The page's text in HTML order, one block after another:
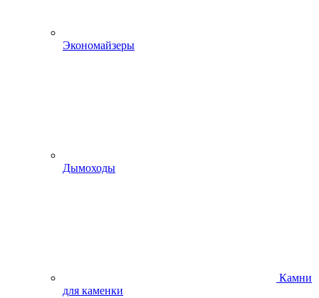
Экономайзеры
Дымоходы
Камни
для каменки